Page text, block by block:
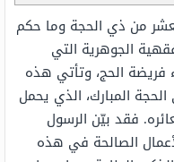
من ذي الحجة وما حكم
الجوهرية التي
فريضة الحج، وتأتي هذه
المبارك، الذي يحمل
فقد بيّن الرسول
الصالحة في هذه